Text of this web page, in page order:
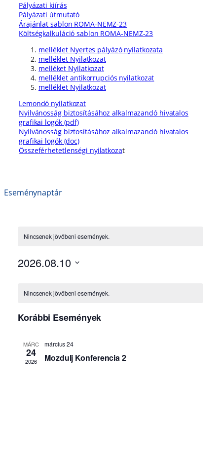
Pályázati kiírás
Pályázati útmutató
Árajánlat sablon ROMA-NEMZ-23
Költségkalkuláció sablon ROMA-NEMZ-23
melléklet Nyertes pályázó nyilatkozata
melléklet Nyilatkozat
melléket Nyilatkozat
melléklet antikorrupciós nyilatkozat
melléklet Nyilatkozat
Lemondó nyilatkozat
Nyilvánosság biztosításához alkalmazandó hivatalos
grafikai logók (pdf)
Nyilvánosság biztosításához alkalmazandó hivatalos
grafikai logók (doc)
Összeférhetetlenségi nyilatkozat
Eseménynaptár